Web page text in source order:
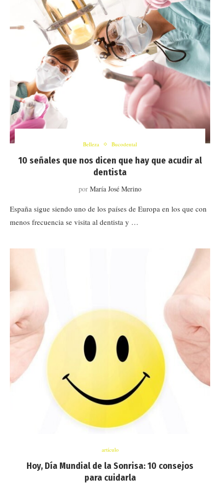
Belleza Bucodental
10 señales que nos dicen que hay que acudir al
dentista
por María José Merino
España sigue siendo uno de los países de Europa en los que con
menos frecuencia se visita al dentista y …
artículo
Hoy, Día Mundial de la Sonrisa: 10 consejos
para cuidarla